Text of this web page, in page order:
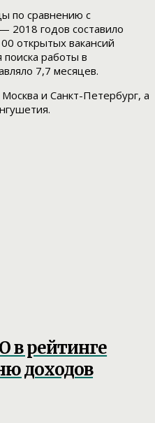
по сравнению с
2018 годов составило
открытых вакансий
работы в
7,7 месяцев.
и Санкт-Петербург, а
в рейтинге
доходов